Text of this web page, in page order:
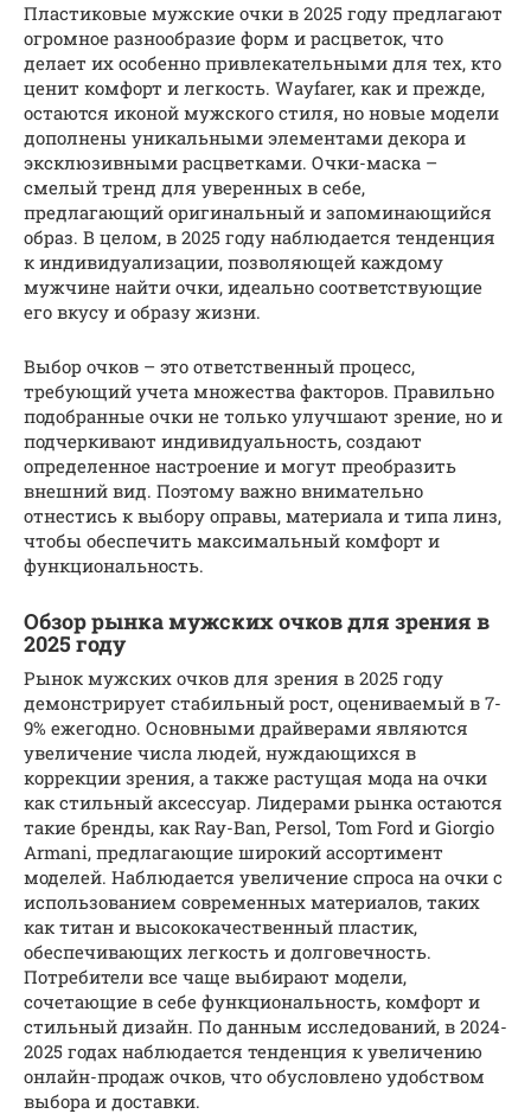
Пластиковые мужские очки в 2025 году предлагают
огромное разнообразие форм и расцветок, что
делает их особенно привлекательными для тех, кто
ценит комфорт и легкость. Wayfarer, как и прежде,
остаются иконой мужского стиля, но новые модели
дополнены уникальными элементами декора и
эксклюзивными расцветками. Очки-маска –
смелый тренд для уверенных в себе,
предлагающий оригинальный и запоминающийся
образ. В целом, в 2025 году наблюдается тенденция
к индивидуализации, позволяющей каждому
мужчине найти очки, идеально соответствующие
его вкусу и образу жизни.
Выбор очков – это ответственный процесс,
требующий учета множества факторов. Правильно
подобранные очки не только улучшают зрение, но и
подчеркивают индивидуальность, создают
определенное настроение и могут преобразить
внешний вид. Поэтому важно внимательно
отнестись к выбору оправы, материала и типа линз,
чтобы обеспечить максимальный комфорт и
функциональность.
Обзор рынка мужских очков для зрения в
2025 году
Рынок мужских очков для зрения в 2025 году
демонстрирует стабильный рост, оцениваемый в 7-
9% ежегодно. Основными драйверами являются
увеличение числа людей, нуждающихся в
коррекции зрения, а также растущая мода на очки
как стильный аксессуар. Лидерами рынка остаются
такие бренды, как Ray-Ban, Persol, Tom Ford и Giorgio
Armani, предлагающие широкий ассортимент
моделей. Наблюдается увеличение спроса на очки с
использованием современных материалов, таких
как титан и высококачественный пластик,
обеспечивающих легкость и долговечность.
Потребители все чаще выбирают модели,
сочетающие в себе функциональность, комфорт и
стильный дизайн. По данным исследований, в 2024-
2025 годах наблюдается тенденция к увеличению
онлайн-продаж очков, что обусловлено удобством
выбора и доставки.